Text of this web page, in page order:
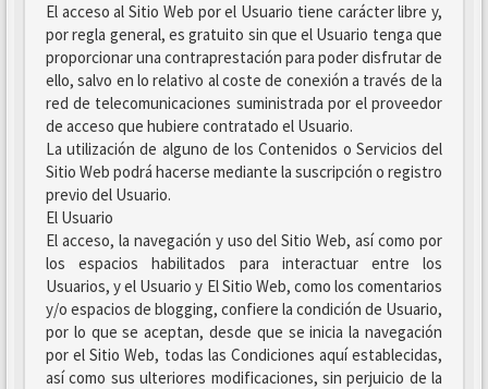
El acceso al Sitio Web por el Usuario tiene carácter libre y,
por regla general, es gratuito sin que el Usuario tenga que
proporcionar una contraprestación para poder disfrutar de
ello, salvo en lo relativo al coste de conexión a través de la
red de telecomunicaciones suministrada por el proveedor
de acceso que hubiere contratado el Usuario.
La utilización de alguno de los Contenidos o Servicios del
Sitio Web podrá hacerse mediante la suscripción o registro
previo del Usuario.
El Usuario
El acceso, la navegación y uso del Sitio Web, así como por
los espacios habilitados para interactuar entre los
Usuarios, y el Usuario y El Sitio Web, como los comentarios
y/o espacios de blogging, confiere la condición de Usuario,
por lo que se aceptan, desde que se inicia la navegación
por el Sitio Web, todas las Condiciones aquí establecidas,
así como sus ulteriores modificaciones, sin perjuicio de la